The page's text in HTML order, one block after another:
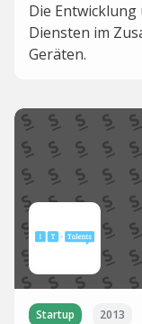
Die
Diensten im
Geräten.
Startup 2013